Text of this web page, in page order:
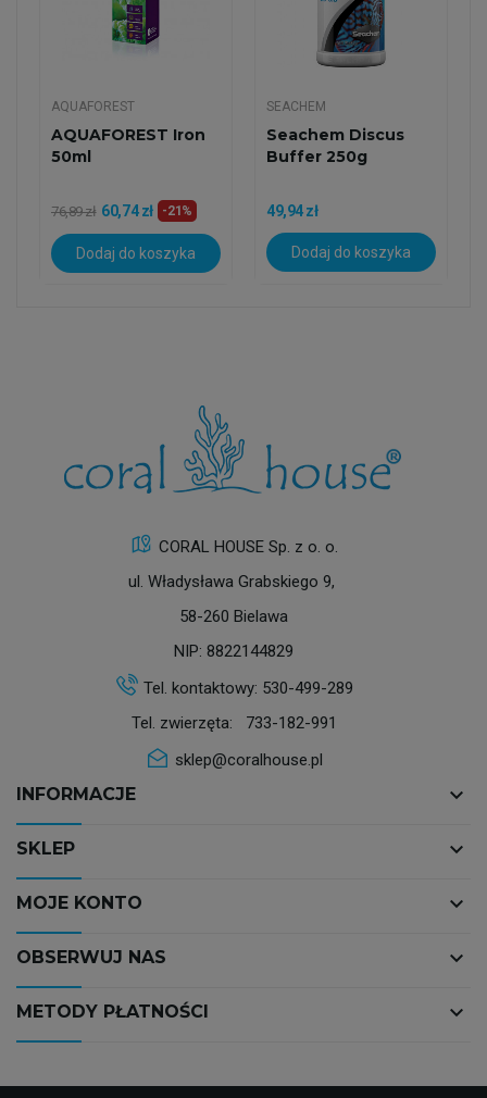
AQUAFOREST
AQUAFOREST Iron
50ml
76,89 zł 60,74 zł -21%
Dodaj do koszyka
SEACHEM
Seachem Discus
Buffer 250g
49,94 zł
Dodaj do koszyka
CORAL HOUSE Sp. z o. o.
ul. Władysława Grabskiego 9,
58-260 Bielawa
NIP: 8822144829
Tel. kontaktowy: 530-499-289
Tel. zwierzęta: 733-182-991
sklep@coralhouse.pl
INFORMACJE keyboard_arrow_down
SKLEP keyboard_arrow_down
MOJE KONTO keyboard_arrow_down
OBSERWUJ NAS keyboard_arrow_down
METODY PŁATNOŚCI keyboard_arrow_down